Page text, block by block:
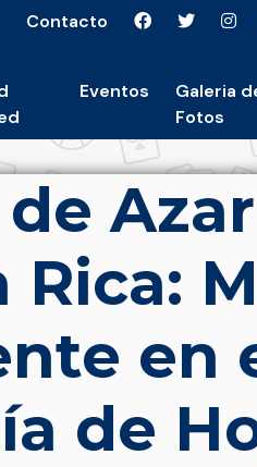
Contacto
Eventos
Galeria
Fotos
Rica:
en
de